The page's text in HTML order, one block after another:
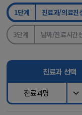
1단계 진료과/의료진
3단계 날짜/진료시간
진료과 선택
진료과명